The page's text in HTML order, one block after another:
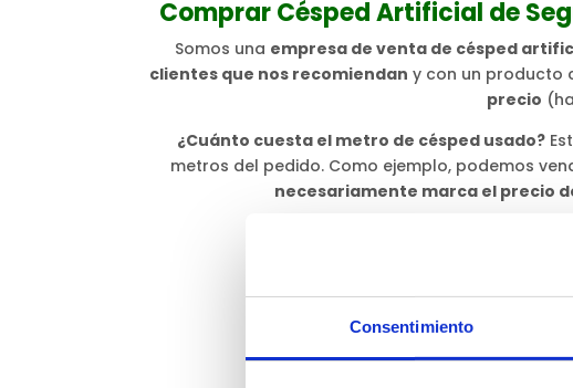
Consentimiento
Comprar Césped Artificial de
Somos una empresa de venta de césped
clientes que nos recomiendan y con un producto
precio
¿Cuánto cuesta el metro de césped usado?
metros del pedido. Como ejemplo, podemos
necesariamente marca el precio